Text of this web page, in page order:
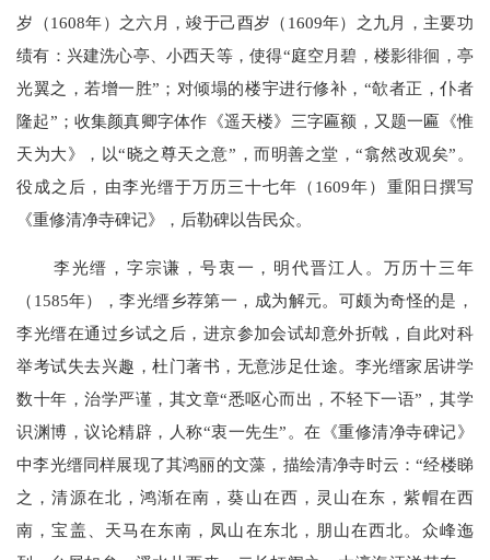
岁（1608年）之六月，竣于己酉岁（1609年）之九月，主要功
绩有：兴建洗心亭、小西天等，使得“庭空月碧，楼影徘徊，亭
光翼之，若增一胜”；对倾塌的楼宇进行修补，“欹者正，仆者
隆起”；收集颜真卿字体作《遥天楼》三字匾额，又题一匾《惟
天为大》，以“晓之尊天之意”，而明善之堂，“翕然改观矣”。
役成之后，由李光缙于万历三十七年（1609年）重阳日撰写
《重修清净寺碑记》，后勒碑以告民众。
李光缙，字宗谦，号衷一，明代晋江人。万历十三年
（1585年），李光缙乡荐第一，成为解元。可颇为奇怪的是，
李光缙在通过乡试之后，进京参加会试却意外折戟，自此对科
举考试失去兴趣，杜门著书，无意涉足仕途。李光缙家居讲学
数十年，治学严谨，其文章“悉呕心而出，不轻下一语”，其学
识渊博，议论精辟，人称“衷一先生”。在《重修清净寺碑记》
中李光缙同样展现了其鸿丽的文藻，描绘清净寺时云：“经楼睇
之，清源在北，鸿渐在南，葵山在西，灵山在东，紫帽在西
南，宝盖、天马在东南，凤山在东北，朋山在西北。众峰迤